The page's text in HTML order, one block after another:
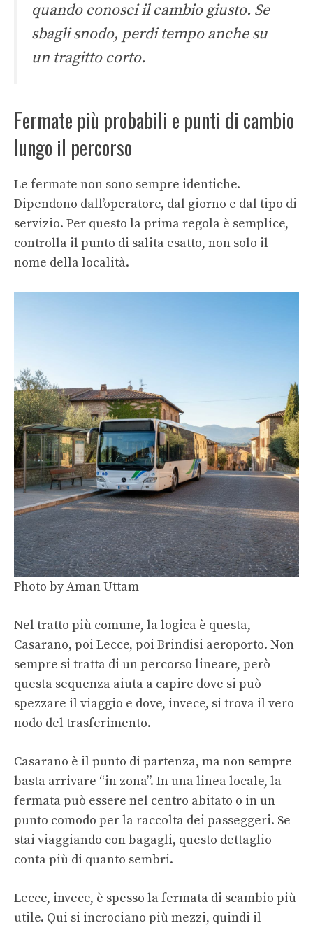
quando conosci il cambio giusto. Se
sbagli snodo, perdi tempo anche su
un tragitto corto.
Fermate più probabili e punti di cambio
lungo il percorso
Le fermate non sono sempre identiche.
Dipendono dall’operatore, dal giorno e dal tipo di
servizio. Per questo la prima regola è semplice,
controlla il punto di salita esatto, non solo il
nome della località.
Photo byAman Uttam
Nel tratto più comune, la logica è questa,
Casarano, poi Lecce, poi Brindisi aeroporto. Non
sempre si tratta di un percorso lineare, però
questa sequenza aiuta a capire dove si può
spezzare il viaggio e dove, invece, si trova il vero
nodo del trasferimento.
Casarano è il punto di partenza, ma non sempre
basta arrivare “in zona”. In una linea locale, la
fermata può essere nel centro abitato o in un
punto comodo per la raccolta dei passeggeri. Se
stai viaggiando con bagagli, questo dettaglio
conta più di quanto sembri.
Lecce, invece, è spesso la fermata di scambio più
utile. Qui si incrociano più mezzi, quindi il